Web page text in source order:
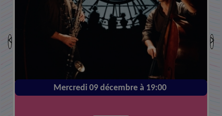
Mercredi 09 décembre à 19:00